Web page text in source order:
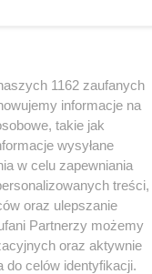
1162 zaufanych
informacje na
takie jak
wysyłane
w celu zapewniania
treści,
oraz ulepszanie
Partnerzy możemy
oraz aktywnie
celów identyfikacji.